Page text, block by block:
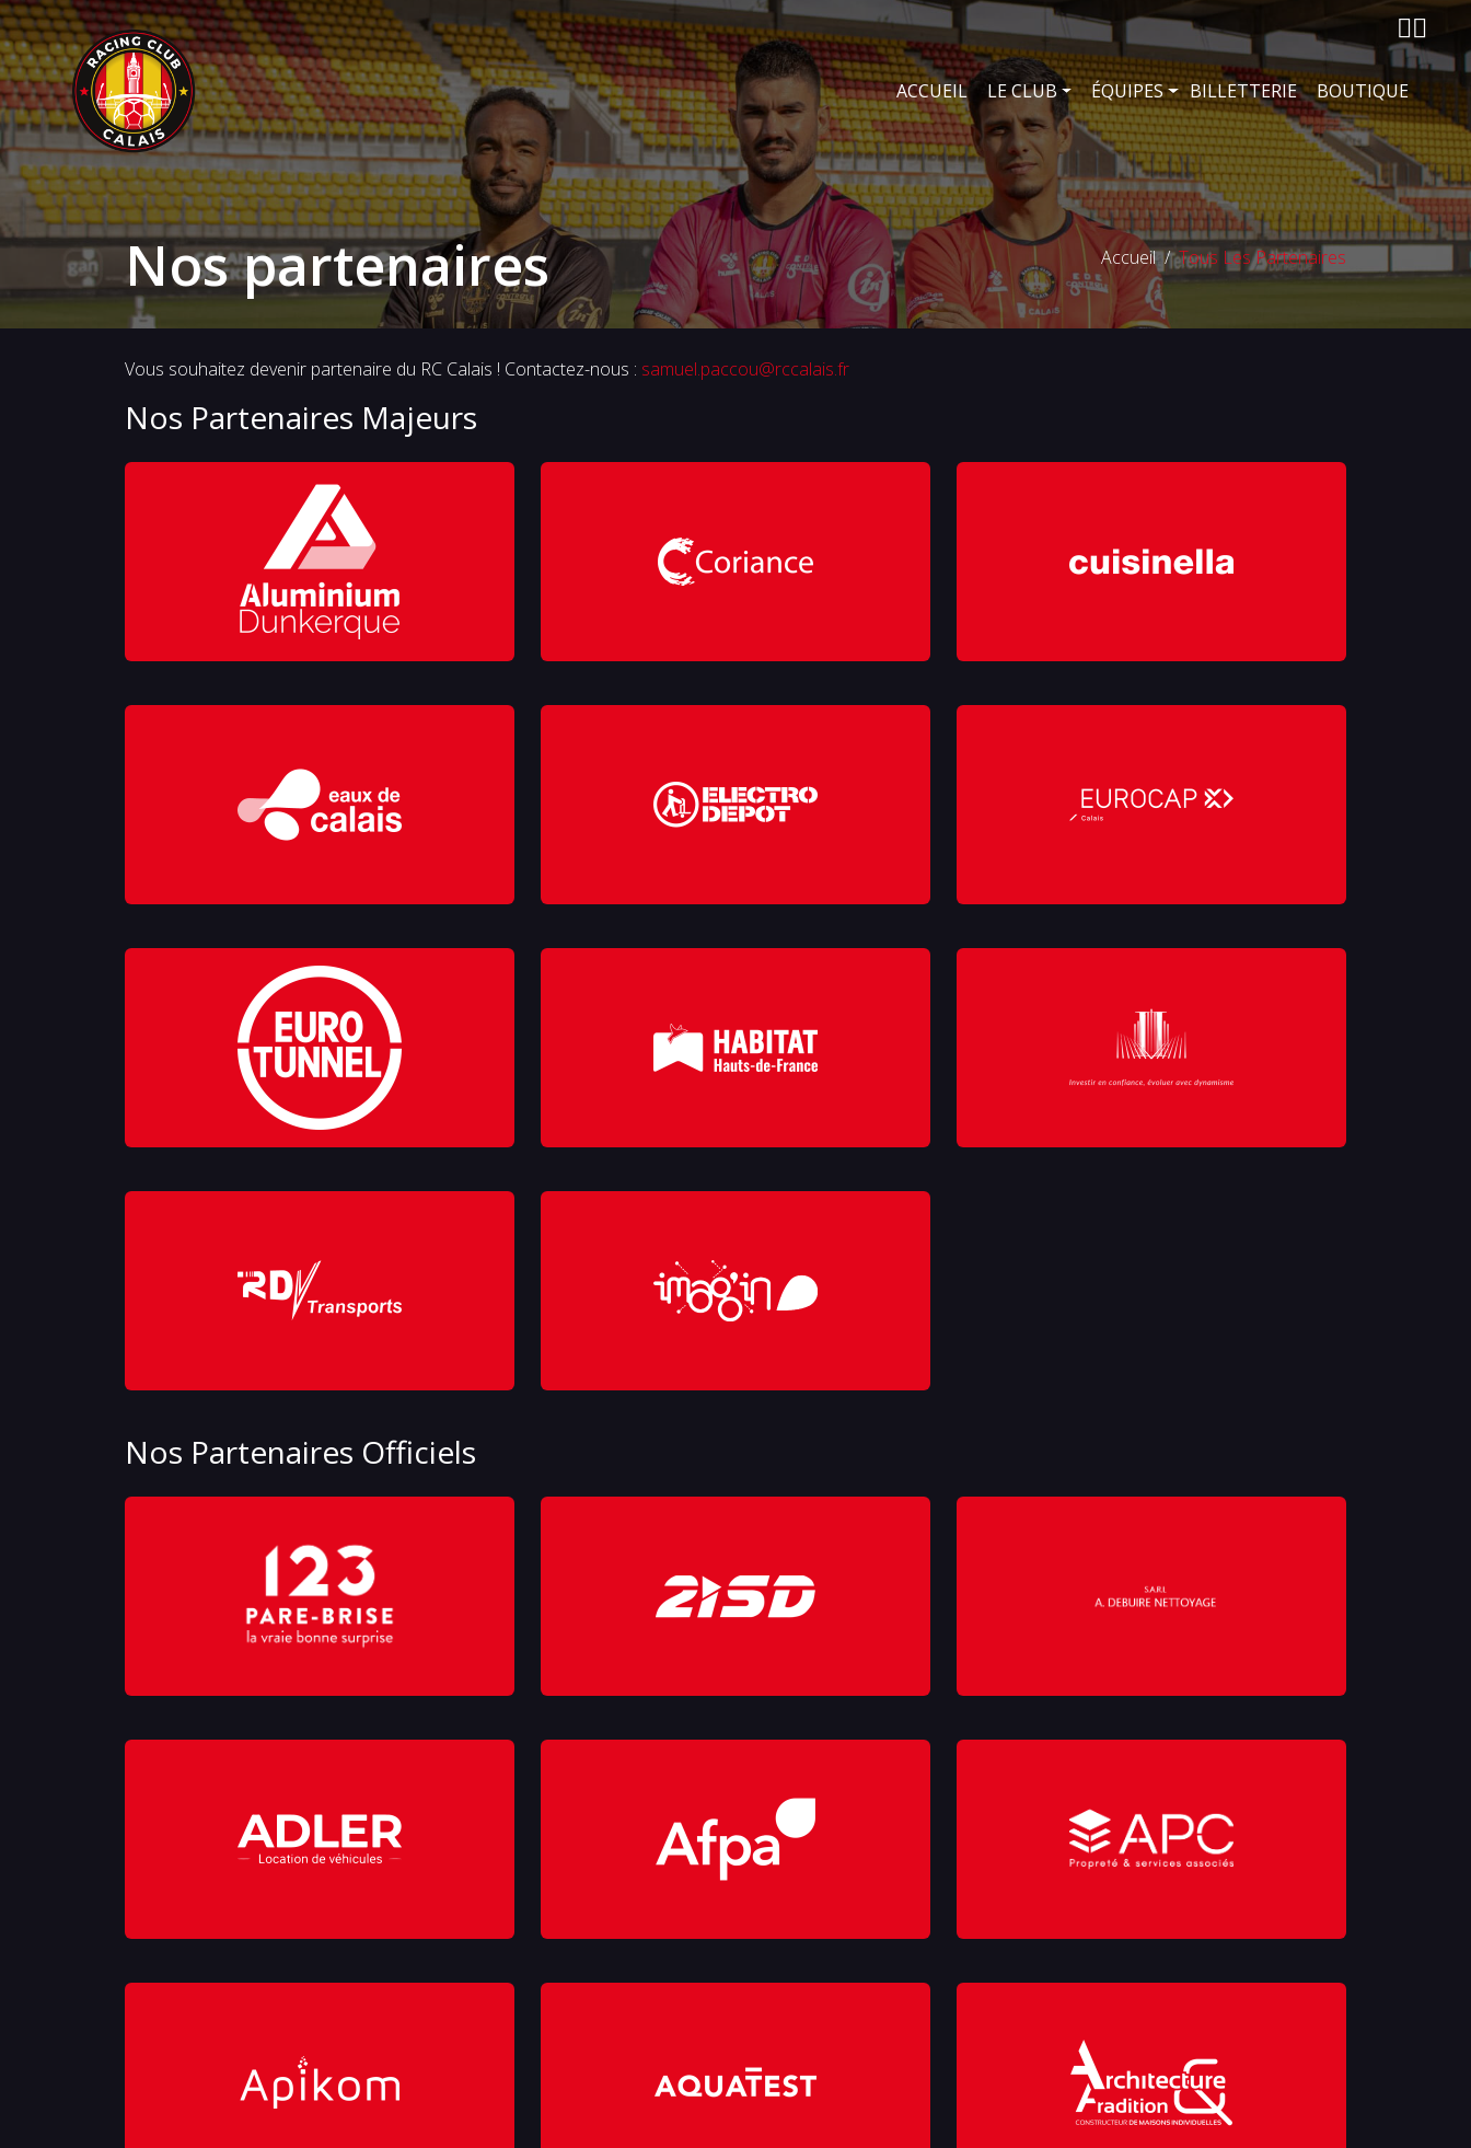
ACCUEIL LE CLUB ÉQUIPES BILLETTERIE BOUTIQUE
Nos partenaires Accueil Tous Les Partenaires
Vous souhaitez devenir partenaire du RC Calais ! Contactez-nous : samuel.paccou@rccalais.fr
Nos Partenaires Majeurs
Nos Partenaires Officiels